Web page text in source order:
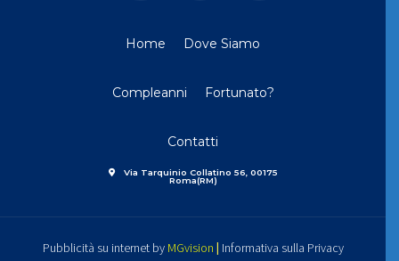
Home Dove Siamo
Compleanni Fortunato?
Contatti
Via Tarquinio Collatino 56, 00175
Roma(RM)
Pubblicità su internet by MGvision | Informativa sulla Privacy